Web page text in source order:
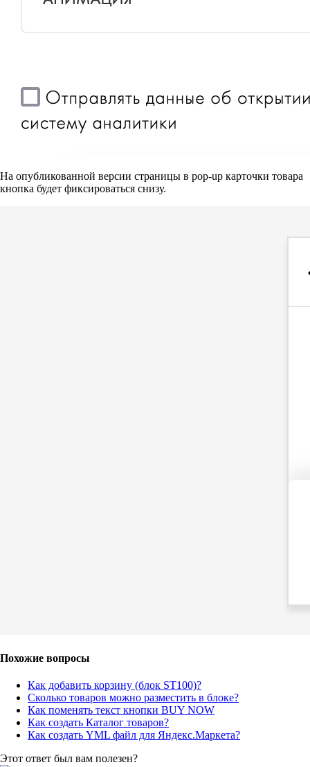
На опубликованной версии страницы в pop-up карточки товара
кнопка будет фиксироваться снизу.
Похожие вопросы
Как добавить корзину (блок ST100)?
Сколько товаров можно разместить в блоке?
Как поменять текст кнопки BUY NOW
Как создать Каталог товаров?
Как создать YML файл для Яндекс.Маркета?
Этот ответ был вам полезен?